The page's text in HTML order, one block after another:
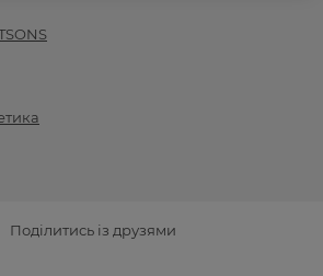
Поділитись із друзями